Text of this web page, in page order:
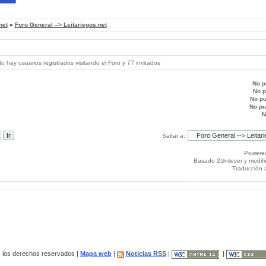
» Foro General --> Leitariegos.net
hay usuarios registrados visitando el Foro y 77 invitados
No
No
No
No
Saltar a:
Basado 2Unilever y
Traducción
derechos reservados | Mapa web| Noticias RSS|